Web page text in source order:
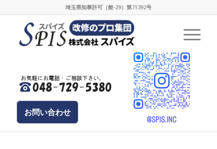
埼玉県知事許可（般-29）第71392号
お問い合わせ